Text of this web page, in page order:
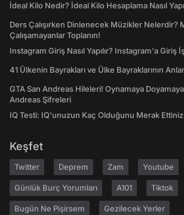
İdeal Kilo Nedir? İdeal Kilo Hesaplama Nasıl
Ders Çalışırken Dinlenecek Müzikler Nelerdir?
Çalışamayanlar Toplanın!
Instagram Giriş Nasıl Yapılır? Instagram'a Giriş
41 Ülkenin Bayrakları ve Ülke Bayraklarının
GTA San Andreas Hileleri! Oynamaya
Andreas Şifreleri
IQ Testi: IQ'unuzun Kaç Olduğunu Merak
Keşfet
Twitter Deprem Zam Youtube
Günlük Burç Yorumları A101 Tiktok
Bugün Ne Pişirsem Gezilecek Yerler